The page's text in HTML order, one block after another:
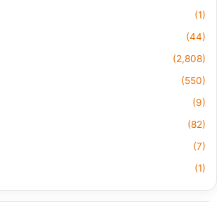
(1)
(44)
(2,808)
(550)
(9)
(82)
(7)
(1)